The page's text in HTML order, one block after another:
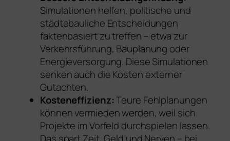
Simulationen helfen, politische und
städtebauliche Entscheidungen
faktenbasiert zu treffen – etwa zur
Verkehrsführung, Bauplanung oder
Energieversorgung. Diese Simulationen
senken auch die Kosten externer
Gutachten.
Kosteneffizienz:Teure Fehlplanungen
können vermieden werden, weil sich
Projekte im Vorfeld durchspielen lassen.
Das spart Zeit, Geld und Nerven – bei